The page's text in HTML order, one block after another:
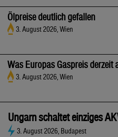
Ölpreise deutlich gefallen
3. August 2026, Wien
Was Europas Gaspreis derzeit
3. August 2026, Wien
Ungarn schaltet einziges
3. August 2026, Budapest